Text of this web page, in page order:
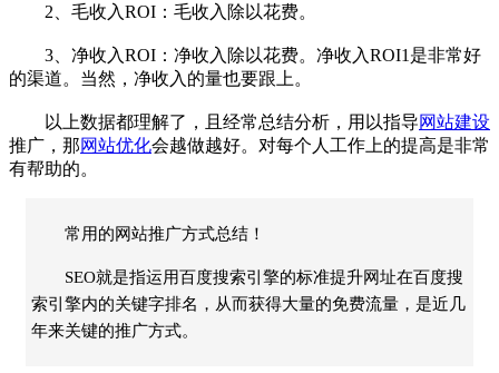
2、毛收入ROI：毛收入除以花费。
3、净收入ROI：净收入除以花费。净收入ROI1是非常好
的渠道。当然，净收入的量也要跟上。
以上数据都理解了，且经常总结分析，用以指导网站建设
推广，那网站优化会越做越好。对每个人工作上的提高是非常
有帮助的。
常用的网站推广方式总结！
SEO就是指运用百度搜索引擎的标准提升网址在百度搜
索引擎内的关键字排名，从而获得大量的免费流量，是近几
年来关键的推广方式。